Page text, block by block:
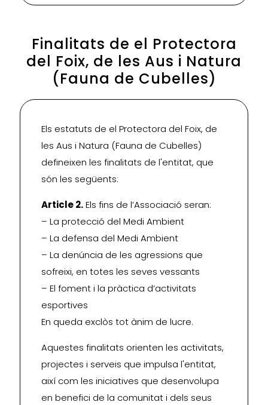
Finalitats de el Protectora
del Foix, de les Aus i Natura
(Fauna de Cubelles)
Els estatuts de el Protectora del Foix, de
les Aus i Natura (Fauna de Cubelles)
defineixen les finalitats de l'entitat, que
són les següents:
Article 2.Els fins de l’Associació seran:
– La protecció del Medi Ambient
– La defensa del Medi Ambient
– La denúncia de les agressions que
sofreixi, en totes les seves vessants
– El foment i la pràctica d’activitats
esportives
En queda exclòs tot ànim de lucre.
Aquestes finalitats orienten les activitats,
projectes i serveis que impulsa l'entitat,
així com les iniciatives que desenvolupa
en benefici de la comunitat i dels seus